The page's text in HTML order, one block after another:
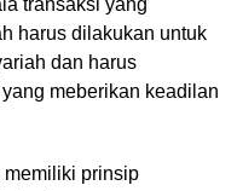
transaksi yang
harus dilakukan untuk
dan harus
meberikan keadilan
memiliki prinsip